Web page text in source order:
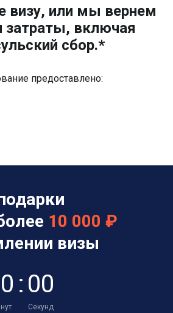
визу, или мы вернем
затраты, включая
сбор.*
предоставлено:
10 000 ₽
визы
0 : 00
Секунд